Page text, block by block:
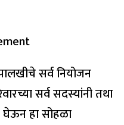
सर्व नियोजन
सर्व सदस्यांनी तथा
घेऊन हा सोहळा